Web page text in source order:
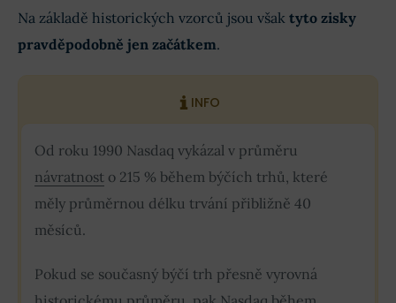
Na základě historických vzorců jsou však tyto zisky
pravděpodobně jen začátkem.
INFO
Od roku 1990 Nasdaq vykázal v průměru
návratnost o 215 % během býčích trhů, které
měly průměrnou délku trvání přibližně 40
měsíců.
Pokud se současný býčí trh přesně vyrovná